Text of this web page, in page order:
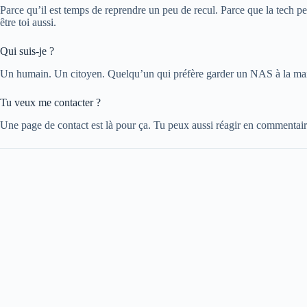
Parce qu’il est temps de reprendre un peu de recul. Parce que la tech
être toi aussi.
Qui suis-je ?
Un humain. Un citoyen. Quelqu’un qui préfère garder un NAS à la
Tu veux me contacter ?
Une page de contact est là pour ça. Tu peux aussi réagir en